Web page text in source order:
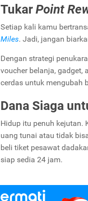
TukarPoint
Setiap kali kamu
Miles. Jadi, jangan
Dengan strategi
voucher belanja, gadget,
cerdas untuk mengubah
Dana Siaga
Hidup itu penuh kejutan.
uang tunai atau tidak
beli tiket pesawat
siap sedia 24 jam.